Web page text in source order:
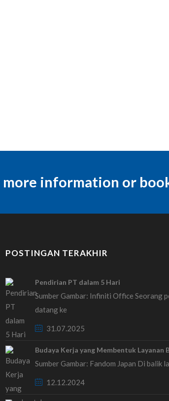
information or
POSTINGAN TERAKHIR
Pendirian PT dalam 5 Hari
Sumber Gambar: Infiniti Office Seorang
datang ke
31.07.2025
Budaya Kerja yang Membentuk Layanan
Sumber Gambar: Fandom Japan Di balik
12.12.2024